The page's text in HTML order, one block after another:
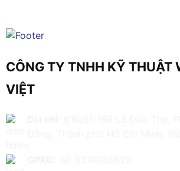
CÔNG TY TNHH KỸ THUẬT
VIỆT